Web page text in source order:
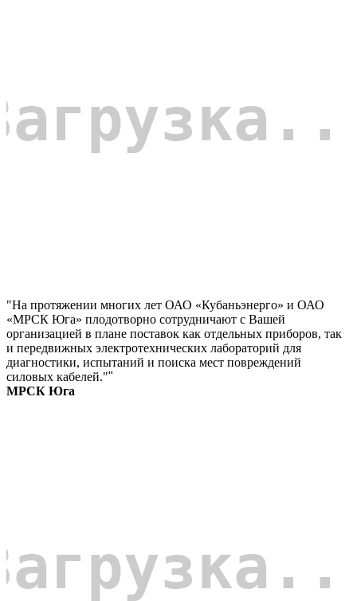
"На протяжении многих лет ОАО «Кубаньэнерго» и ОАО
«МРСК Юга» плодотворно сотрудничают с Вашей
организацией в плане поставок как отдельных приборов, так
и передвижных электротехнических лабораторий для
диагностики, испытаний и поиска мест повреждений
силовых кабелей.""
МРСК Юга